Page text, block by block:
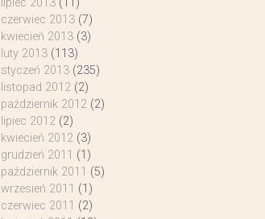
lipiec 2013(11)
czerwiec 2013(7)
kwiecień 2013(3)
luty 2013(113)
styczeń 2013(235)
listopad 2012(2)
październik 2012(2)
lipiec 2012(2)
kwiecień 2012(3)
grudzień 2011 (1)
październik 2011 (5)
wrzesień 2011 (1)
czerwiec 2011 (2)